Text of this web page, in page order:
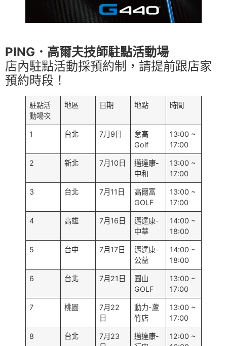
PING．高爾夫技師駐點活動場
店內駐點活動採預約制，請提前跟店家
預約時段！
駐點活
動場次
地區 日期 地點 時間
1 台北 7月9日
意高
Golf
13:00 ~
17:00
2 新北 7月10日
邁達康-
中和
13:00 ~
17:00
3 台北 7月11日
高爾富
GOLF
13:00 ~
17:00
4 高雄 7月16日
邁達康-
中華
14:00 ~
18:00
5 台中 7月17日
邁達康-
公益
14:00 ~
18:00
6 台北 7月21日
圓山
GOLF
13:00 ~
17:00
7 桃園
7月22
日
動力-蘆
竹店
13:00 ~
17:00
8 台北
7月23
邁達康-
12:00 ~